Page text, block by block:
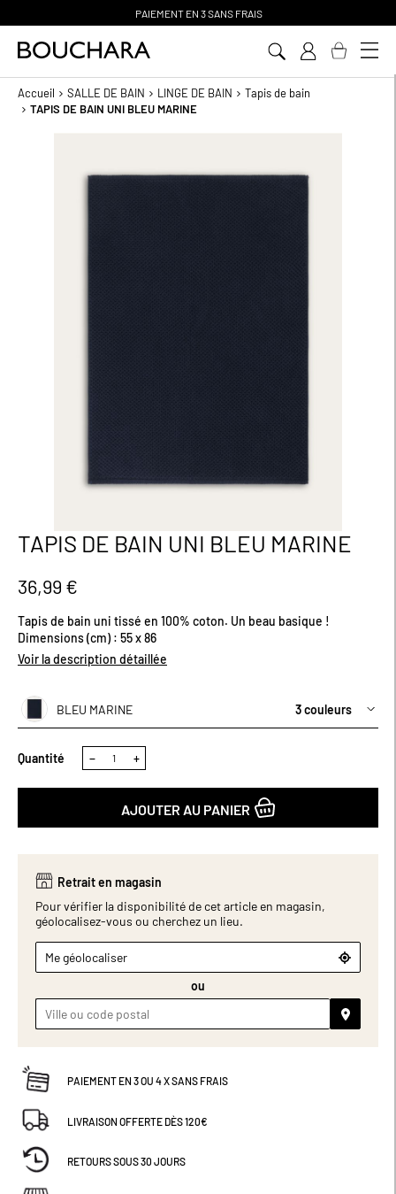
PAIEMENT EN 3 SANS FRAIS
Accueil SALLE DE BAIN LINGE DE BAIN
Tapis de bain
TAPIS DE BAIN UNI BLEU MARINE
Passer
au
de
Galerie
d’images
TAPIS DE BAIN UNI BLEU MARINE
36,99 €
Tapis de bain uni tissé en 100% coton. Un beau basique !
Dimensions (cm) : 55 x 86
Voir la description détaillée
BLEU MARINE 3 couleurs
Quantité − +
AJOUTER AU PANIER
Retrait en magasin
Pour vérifier la disponibilité de cet article en magasin,
géolocalisez-vous ou cherchez un lieu.
Me géolocaliser
ou
PAIEMENT EN 3 OU 4 X SANS FRAIS
LIVRAISON OFFERTE DÈS 120€
RETOURS SOUS 30 JOURS